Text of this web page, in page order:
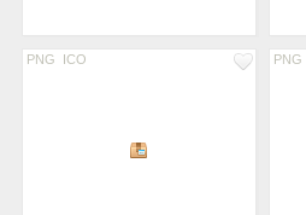
PNG ICO PNG